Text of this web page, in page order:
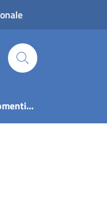
di